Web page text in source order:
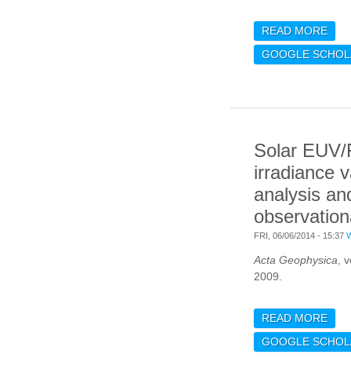
READ MORE
GOOGLE
Solar
irradiance
analysis
FRI, 06/06/2014 - 15:37
Acta Geophysica,
2009.
READ MORE
GOOGLE